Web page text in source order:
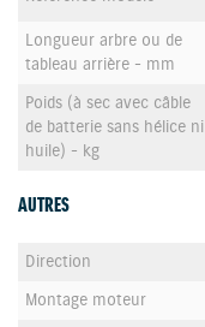
Longueur arbre ou de
tableau arrière - mm
Poids (à sec avec câble
de batterie sans hélice ni
huile) - kg
AUTRES
Direction
Montage moteur